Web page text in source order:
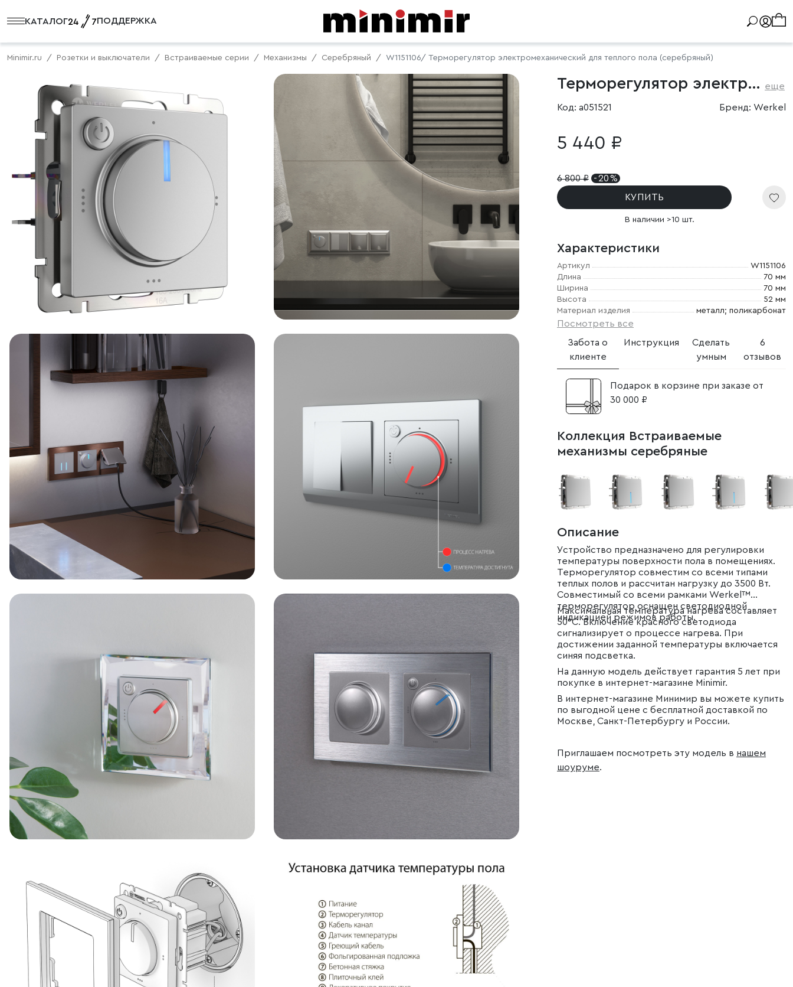
КАТАЛОГ ПОДДЕРЖКА
Minimir.ru Розетки и выключатели Встраиваемые серии Механизмы Серебряный W1151106/ Терморегулятор электромеханический для теплого пола (серебряный)
Терморегулятор электромеханический для теплого пола серебряный еще
Код: a051521 Бренд: Werkel
5 440 ₽
6 800₽ - 20 %
КУПИТЬ
В наличии >10 шт.
Характеристики
Артикул
W1151106
Длина
70 мм
Ширина
70 мм
Высота
52 мм
Материал изделия
металл; поликарбонат
Посмотреть все
Забота о
клиенте
Инструкция
Сделать
умным
6
отзывов
Подарок в корзине при заказе от
30 000 ₽
Коллекция Встраиваемые
механизмы серебряные
Описание
Устройство предназначено для регулировки
температуры поверхности пола в помещениях.
Терморегулятор совместим со всеми типами
теплых полов и рассчитан нагрузку до 3500 Вт.
Совместимый со всеми рамками Werkel™
терморегулятор оснащен светодиодной
индикацией режимов работы.
Максимальная температура нагрева составляет
50°C. Включение красного светодиода
сигнализирует о процессе нагрева. При
достижении заданной температуры включается
синяя подсветка.
На данную модель действует гарантия 5 лет при
покупке в интернет-магазине Minimir.
В интернет-магазине Минимир вы можете купить
по выгодной цене с бесплатной доставкой по
Москве, Санкт-Петербургу и России.
Приглашаем посмотреть эту модель в нашем
шоуруме.